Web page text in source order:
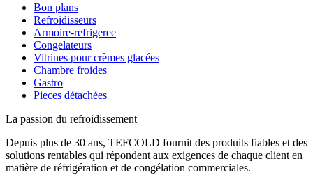
Bon plans
Refroidisseurs
Armoire-refrigeree
Congelateurs
Vitrines pour crèmes glacées
Chambre froides
Gastro
Pieces détachées
La passion du refroidissement
Depuis plus de 30 ans, TEFCOLD fournit des produits fiables et des
solutions rentables qui répondent aux exigences de chaque client en
matière de réfrigération et de congélation commerciales.